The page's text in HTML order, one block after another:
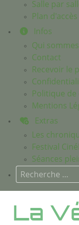
Salle par
Plan d'accès
Infos
Qui
Contact
Recevoir le
Politique de
Mentions
Extras
Les
Festival
Séances
Rechercher
La